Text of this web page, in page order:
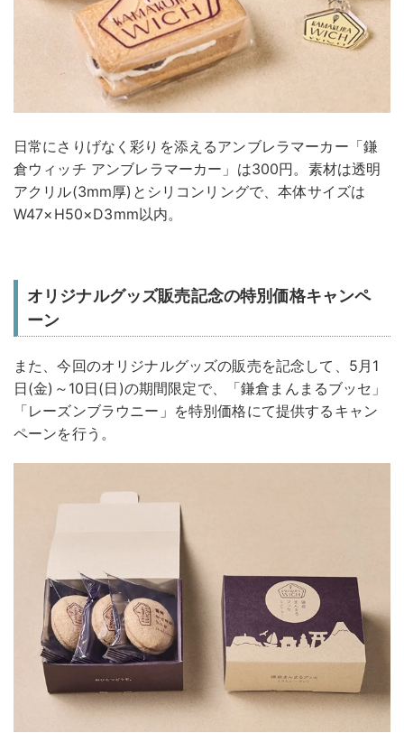
日常にさりげなく彩りを添えるアンブレラマーカー「鎌
倉ウィッチ アンブレラマーカー」は300円。素材は透明
アクリル(3mm厚)とシリコンリングで、本体サイズは
W47×H50×D3mm以内。
オリジナルグッズ販売記念の特別価格キャンペ
ーン
また、今回のオリジナルグッズの販売を記念して、5月1
日(金)～10日(日)の期間限定で、「鎌倉まんまるブッセ」
「レーズンブラウニー」を特別価格にて提供するキャン
ペーンを行う。